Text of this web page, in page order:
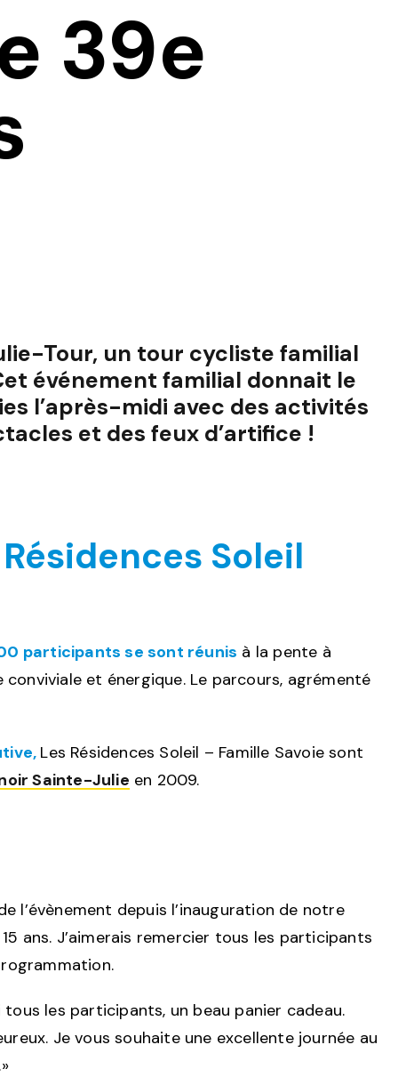
39e
Tour, un tour cycliste familial
événement familial donnait le
l’après-midi avec des activités
et des feux d’artifice !
Soleil
participants se sont réunis à la pente à
et énergique. Le parcours, agrémenté
Les Résidences Soleil – Famille Savoie sont
Sainte-Julie en 2009.
l’évènement depuis l’inauguration de notre
ans. J’aimerais remercier tous les participants
les participants, un beau panier cadeau.
Je vous souhaite une excellente journée au